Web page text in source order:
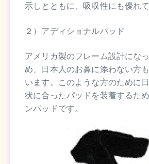
示しとともに、吸収性にも優れて
２）アディショナルパッド
アメリカ製のフレーム設計にな
め、日本人のお鼻に添わない方
います。このような方のために
状に合ったパッドを装着するた
ンパッドです。